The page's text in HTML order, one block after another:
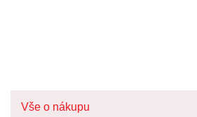
Vše o nákupu